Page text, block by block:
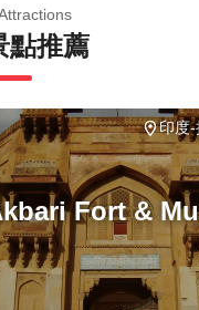
點推薦
Fort &
印度-